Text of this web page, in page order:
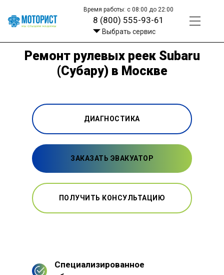
Время работы: с 08:00 до 22:00
8 (800) 555-93-61
Выбрать сервис
Ремонт рулевых реек Subaru
(Субару) в Москве
ДИАГНОСТИКА
ЗАКАЗАТЬ ЭВАКУАТОР
ПОЛУЧИТЬ КОНСУЛЬТАЦИЮ
Специализированное